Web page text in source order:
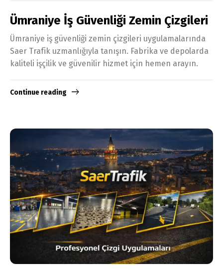
Ümraniye İş Güvenliği Zemin Çizgileri
Ümraniye iş güvenliği zemin çizgileri uygulamalarında
Saer Trafik uzmanlığıyla tanışın. Fabrika ve depolarda
kaliteli işçilik ve güvenilir hizmet için hemen arayın.
Continue reading